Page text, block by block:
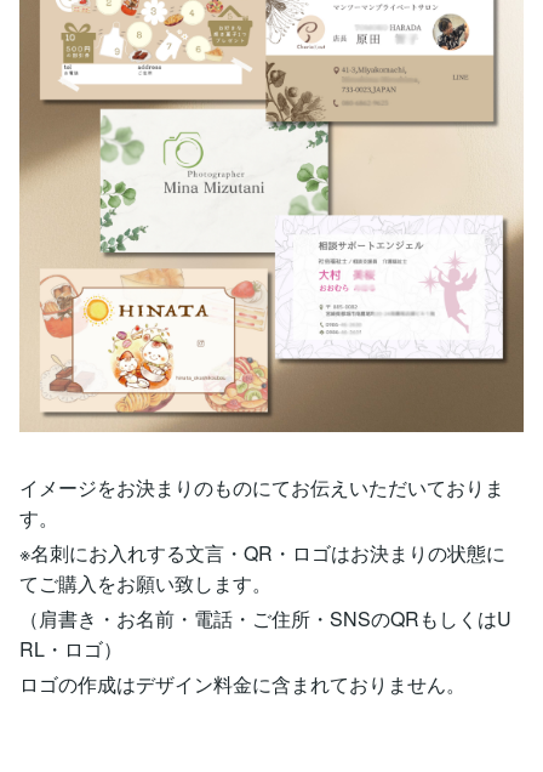
イメージをお決まりのものにてお伝えいただいておりま
す。
※名刺にお入れする文言・QR・ロゴはお決まりの状態に
てご購入をお願い致します。
（肩書き・お名前・電話・ご住所・SNSのQRもしくはU
RL・ロゴ）
ロゴの作成はデザイン料金に含まれておりません。